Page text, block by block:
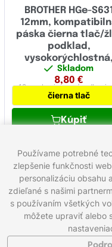
BROTHER HGe-S631
12mm,
páska čierna tlač/
podklad,
vysokorýchlostná,
extrémne adhézna
Skladom
8,80 €
12 mmlaminovaná,
čierna tlač
Kúpiť
1 2
Zavolajte nám: 0221
Napíšte nám:
Používame potrebné
zlepšenie funkčnosti
personalizáciu obsahu
zdieľané s našimi
s používaním všetkých
môžete upraviť alebo